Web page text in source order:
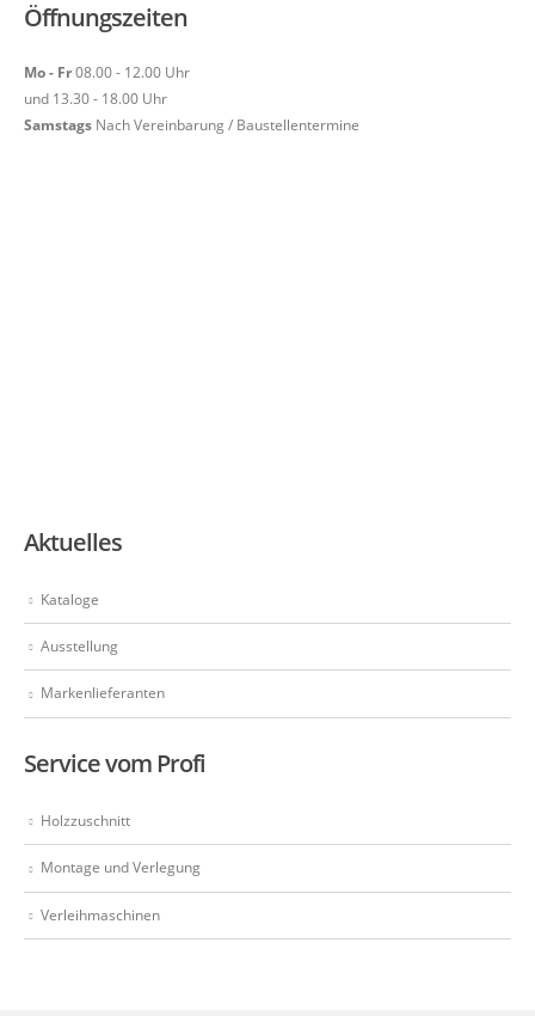
Öffnungszeiten
Mo - Fr08.00 - 12.00 Uhr
und 13.30 - 18.00 Uhr
Samstags Nach Vereinbarung / Baustellentermine
Aktuelles
Kataloge
Ausstellung
Markenlieferanten
Service vom Profi
Holzzuschnitt
Montage und Verlegung
Verleihmaschinen